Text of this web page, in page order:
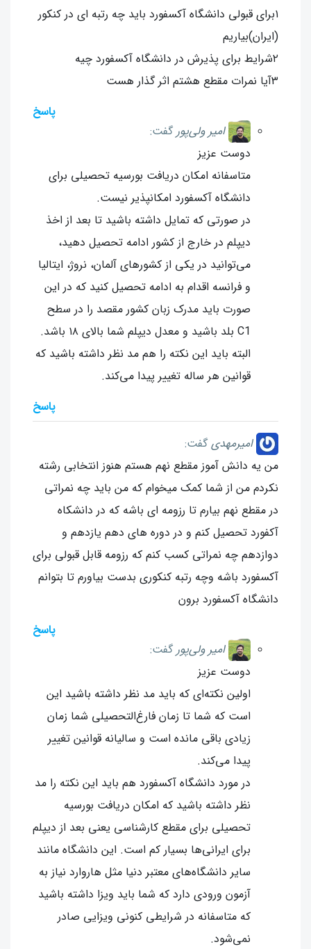
۱برای قبولی دانشگاه آکسفورد باید چه رتبه ای در کنکور
(ایران)بیاریم
۲شرایط برای پذیرش در دانشگاه آکسفورد چیه
۳آیا نمرات مقطع هشتم اثر گذار هست
پاسخ
امیر ولی‌پور گفت:
دوست عزیز
متاسفانه امکان دریافت بورسیه تحصیلی برای
دانشگاه آکسفورد امکانپذیر نیست.
در صورتی که تمایل داشته باشید تا بعد از اخذ
دیپلم در خارج از کشور ادامه تحصیل دهید،
می‌توانید در یکی از کشورهای آلمان، نروژ، ایتالیا
و فرانسه اقدام به ادامه تحصیل کنید که در این
صورت باید مدرک زبان کشور مقصد را در سطح
C1 بلد باشید و معدل دیپلم شما بالای ۱۸ باشد.
البته باید این نکته را هم مد نظر داشته باشید که
قوانین هر ساله تغییر پیدا می‌کند.
پاسخ
امیرمهدی گفت:
من یه دانش آموز مقطع نهم هستم هنوز انتخابی رشته
نکردم من از شما کمک میخوام که من باید چه نمراتی
در مقطع نهم بیارم تا رزومه ای باشه که در دانشکاه
آکفورد تحصیل کنم و در دوره های دهم یازدهم و
دوازدهم چه نمراتی کسب کنم که رزومه قابل قبولی برای
آکسفورد باشه وچه رتبه کنکوری بدست بیاورم تا بتوانم
دانشگاه آکسفورد برون
پاسخ
امیر ولی‌پور گفت:
دوست عزیز
اولین نکته‌ای که باید مد نظر داشته باشید این
است که شما تا زمان فارغ‌التحصیلی شما زمان
زیادی باقی مانده است و سالیانه قوانین تغییر
پیدا می‌کند.
در مورد دانشگاه آکسفورد هم باید این نکته را مد
نظر داشته باشید که امکان دریافت بورسیه
تحصیلی برای مقطع کارشناسی یعنی بعد از دیپلم
برای ایرانی‌ها بسیار کم است. این دانشگاه مانند
سایر دانشگاه‌های معتبر دنیا مثل هاروارد نیاز به
آزمون ورودی دارد که شما باید ویزا داشته باشید
که متاسفانه در شرایطی کنونی ویزایی صادر
نمی‌شود.